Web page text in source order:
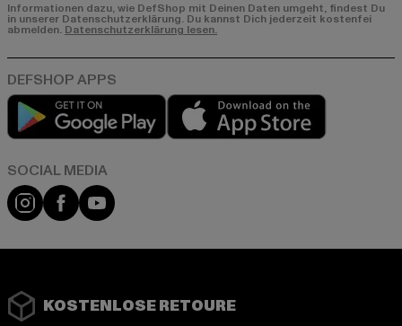
Informationen dazu, wie DefShop mit Deinen Daten umgeht, findest Du
in unserer Datenschutzerklärung. Du kannst Dich jederzeit kostenfei
abmelden. Datenschutzerklärung lesen.
Play market
Instagram
FacebookYouTube
KOSTENLOSE RETOURE